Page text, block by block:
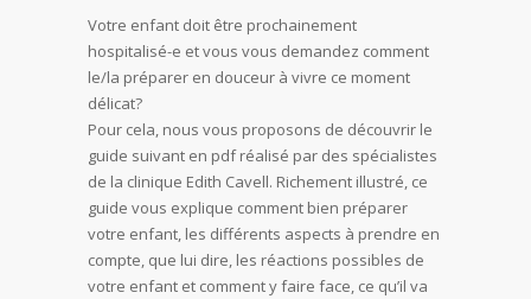
Votre enfant doit être prochainement
hospitalisé-e et vous vous demandez comment
le/la préparer en douceur à vivre ce moment
délicat?
Pour cela, nous vous proposons de découvrir le
guide suivant en pdf réalisé par des spécialistes
de la clinique Edith Cavell. Richement illustré, ce
guide vous explique comment bien préparer
votre enfant, les différents aspects à prendre en
compte, que lui dire, les réactions possibles de
votre enfant et comment y faire face, ce qu’il va